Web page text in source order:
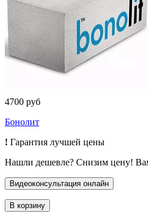
4700 руб
Бонолит
! Гарантия лучшей цены
Нашли дешевле? Снизим цену!